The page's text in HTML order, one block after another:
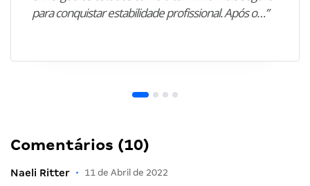
para conquistar estabilidade profissional. Após o…”
Comentários (10)
Naeli Ritter • 11 de Abril de 2022